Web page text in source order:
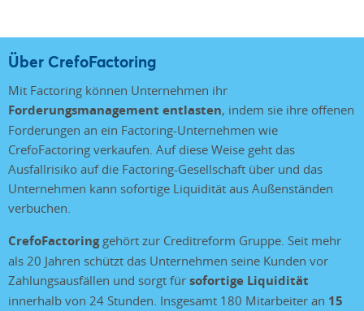
Über CrefoFactoring
Mit Factoring können Unternehmen ihr
Forderungsmanagement entlasten, indem sie ihre offenen
Forderungen an ein Factoring-Unternehmen wie
CrefoFactoring verkaufen. Auf diese Weise geht das
Ausfallrisiko auf die Factoring-Gesellschaft über und das
Unternehmen kann sofortige Liquidität aus Außenständen
verbuchen.
CrefoFactoringgehört zur Creditreform Gruppe. Seit mehr
als 20 Jahren schützt das Unternehmen seine Kunden vor
Zahlungsausfällen und sorgt für sofortige Liquidität
innerhalb von 24 Stunden. Insgesamt 180 Mitarbeiter an 15